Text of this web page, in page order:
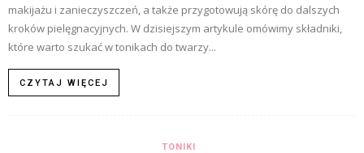
makijażu i zanieczyszczeń, a także przygotowują skórę do dalszych
kroków pielęgnacyjnych. W dzisiejszym artykule omówimy składniki,
które warto szukać w tonikach do twarzy...
CZYTAJ WIĘCEJ
TONIKI